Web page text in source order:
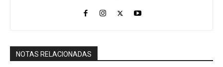
NOTAS RELACIONADAS